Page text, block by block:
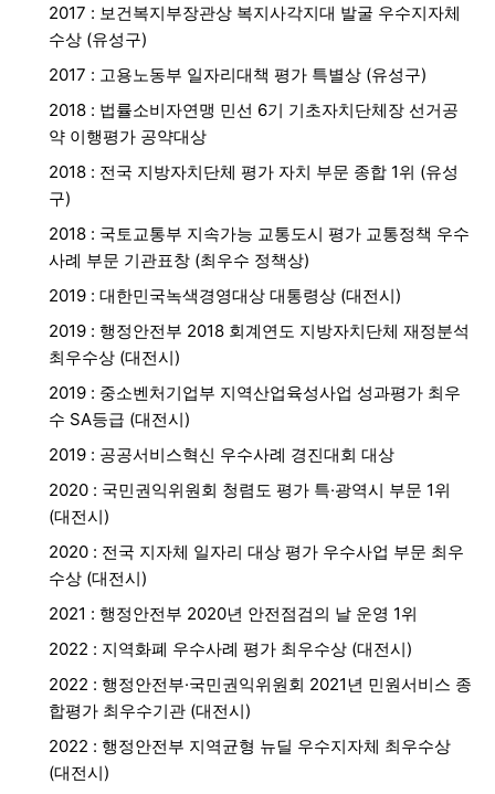
2017 : 보건복지부장관상 복지사각지대 발굴 우수지자체
수상 (유성구)
2017 : 고용노동부 일자리대책 평가 특별상 (유성구)
2018 : 법률소비자연맹 민선 6기 기초자치단체장 선거공
약 이행평가 공약대상
2018 : 전국 지방자치단체 평가 자치 부문 종합 1위 (유성
구)
2018 : 국토교통부 지속가능 교통도시 평가 교통정책 우수
사례 부문 기관표창 (최우수 정책상)
2019 : 대한민국녹색경영대상 대통령상 (대전시)
2019 : 행정안전부 2018 회계연도 지방자치단체 재정분석
최우수상 (대전시)
2019 : 중소벤처기업부 지역산업육성사업 성과평가 최우
수 SA등급 (대전시)
2019 : 공공서비스혁신 우수사례 경진대회 대상
2020 : 국민권익위원회 청렴도 평가 특·광역시 부문 1위
(대전시)
2020 : 전국 지자체 일자리 대상 평가 우수사업 부문 최우
수상 (대전시)
2021 : 행정안전부 2020년 안전점검의 날 운영 1위
2022 : 지역화폐 우수사례 평가 최우수상 (대전시)
2022 : 행정안전부·국민권익위원회 2021년 민원서비스 종
합평가 최우수기관 (대전시)
2022 : 행정안전부 지역균형 뉴딜 우수지자체 최우수상
(대전시)